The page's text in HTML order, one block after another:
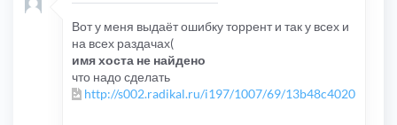
Вот у меня выдаёт ошибку торрент и так у всех и
на всех раздачах(
имя хоста не найдено
что надо сделать
http://s002.radikal.ru/i197/1007/69/13b48c40209e.jpg